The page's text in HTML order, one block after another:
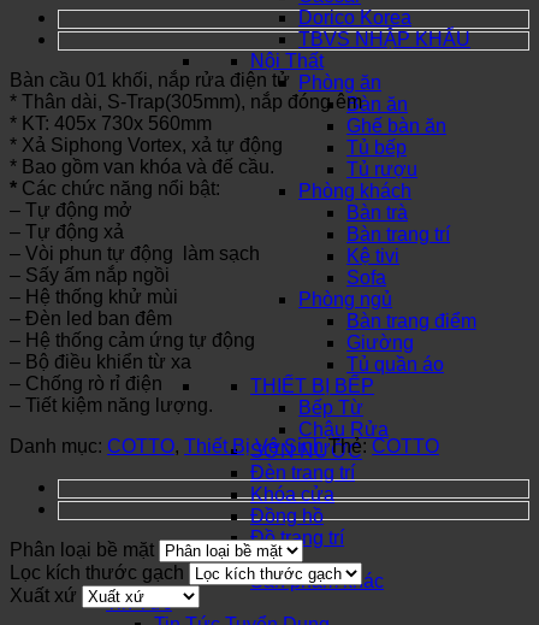
Dorico Korea
TBVS NHẬP KHẨU
Nội Thất
Phòng ăn
Bàn ăn
Ghế bàn ăn
Tủ bếp
Tủ rượu
Phòng khách
Bàn trà
Bàn trang trí
Kệ tivi
Sofa
Phòng ngủ
Bàn trang điểm
Giường
Tủ quần áo
THIẾT BỊ BẾP
Bếp Từ
Chậu Rửa
SƠN NƯỚC
Đèn trang trí
Khóa cửa
Đồng hồ
Đồ trang trí
Cửa
Sản phẩm khác
Tin Tức
Bàn cầu 01 khối, nắp rửa điện tử
* Thân dài, S-Trap(305mm), nắp đóng êm
* KT: 405x 730x 560mm
* Xả Siphong Vortex, xả tự động
* Bao gồm van khóa và đế cầu.
* Các chức năng nổi bật:
– Tự động mở
– Tự động xả
– Vòi phun tự động làm sạch
– Sấy ấm nắp ngồi
– Hệ thống khử mùi
– Đèn led ban đêm
– Hệ thống cảm ứng tự động
– Bộ điều khiển từ xa
– Chống rò rỉ điện
– Tiết kiệm năng lượng.
Danh mục: COTTO, Thiết Bị Vệ Sinh Thẻ: COTTO
Phân loại bề mặt
Lọc kích thước gạch
Xuất xứ